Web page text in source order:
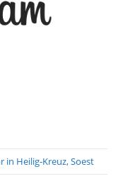
in Heilig-Kreuz, Soest